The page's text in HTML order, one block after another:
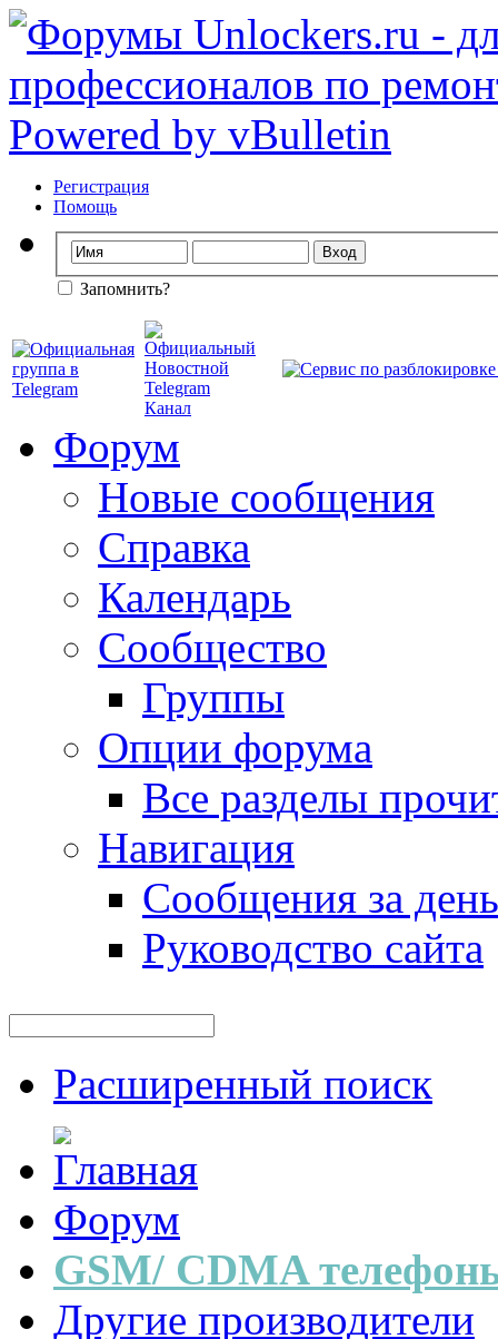
Регистрация
Помощь
Запомнить?
Форум
Новые сообщения
Справка
Календарь
Сообщество
Группы
Опции форума
Все разделы
Навигация
Сообщения за день
Руководство сайта
Расширенный поиск
Форум
GSM/ CDMA
Другие производители